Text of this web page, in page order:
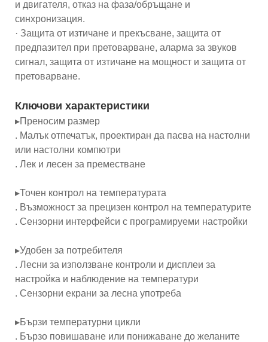
и двигателя, отказ на фаза/обръщане и
синхронизация.
· Защита от изтичане и прекъсване, защита от
предпазител при претоварване, аларма за звуков
сигнал, защита от изтичане на мощност и защита от
претоварване.
Ключови характеристики
▸Преносим размер
. Малък отпечатък, проектиран да пасва на настолни
или настолни компютри
. Лек и лесен за преместване
▸Точен контрол на температурата
. Възможност за прецизен контрол на температурите
. Сензорни интерфейси с програмируеми настройки
▸Удобен за потребителя
. Лесни за използване контроли и дисплеи за
настройка и наблюдение на температури
. Сензорни екрани за лесна употреба
▸Бързи температурни цикли
. Бързо повишаване или понижаване до желаните